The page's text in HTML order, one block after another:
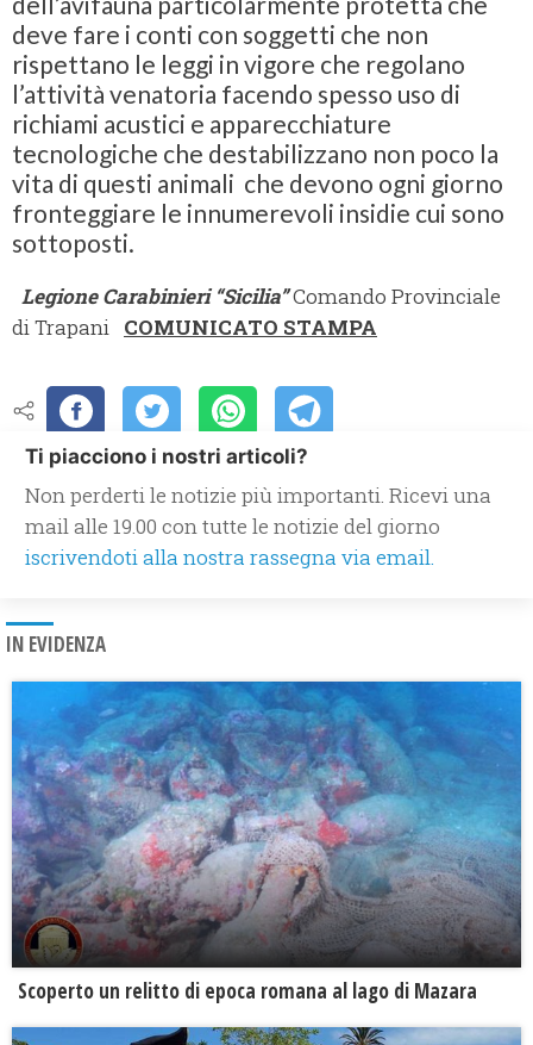
deve fare i conti con soggetti che non
rispettano le leggi in vigore che regolano
l’attività venatoria facendo spesso uso di
richiami acustici e apparecchiature
tecnologiche che destabilizzano non poco la
vita di questi animali che devono ogni giorno
fronteggiare le innumerevoli insidie cui sono
sottoposti.
Legione Carabinieri “Sicilia”Comando Provinciale
di Trapani COMUNICATO STAMPA
Ti piacciono i nostri articoli?
Non perderti le notizie più importanti. Ricevi una
mail alle 19.00 con tutte le notizie del giorno
iscrivendoti alla nostra rassegna via email.
IN EVIDENZA
Scoperto un relitto di epoca romana al lago di Mazara